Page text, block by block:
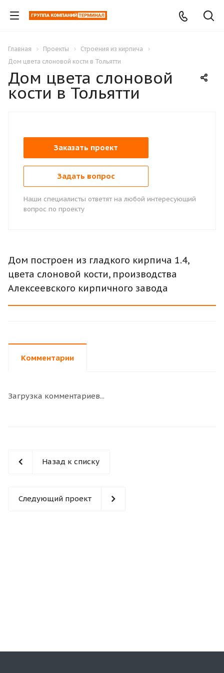
Главная Проекты
Строения из кирпича
Дом цвета слоновой кости в Тольятти
Дом цвета слоновой
кости в Тольятти
Заказать проект
Задать вопрос
Наши специалисты ответят на любой интересующий
вопрос по проекту
Дом построен из гладкого кирпича 1.4,
цвета слоновой кости, производства
Алексеевского кирпичного завода
Комментарии
Загрузка комментариев...
Назад к списку
Следующий проект